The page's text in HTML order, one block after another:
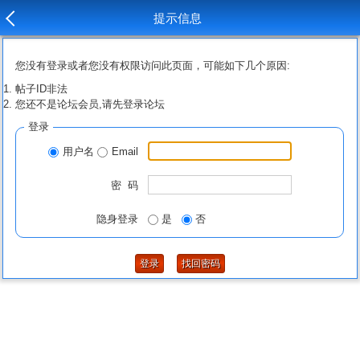
提示信息
您没有登录或者您没有权限访问此页面，可能如下几个原因:
帖子ID非法
您还不是论坛会员,请先登录论坛
登录
用户名 Email
密 码
隐身登录 是 否